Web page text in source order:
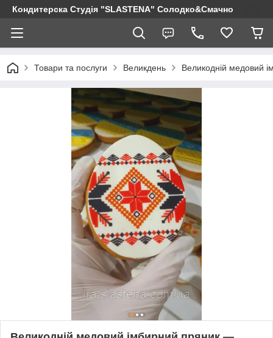
Кондитерска Студія "SLASTENA" Солодко&Смачно
Товари та послуги Великдень Великодній медовий